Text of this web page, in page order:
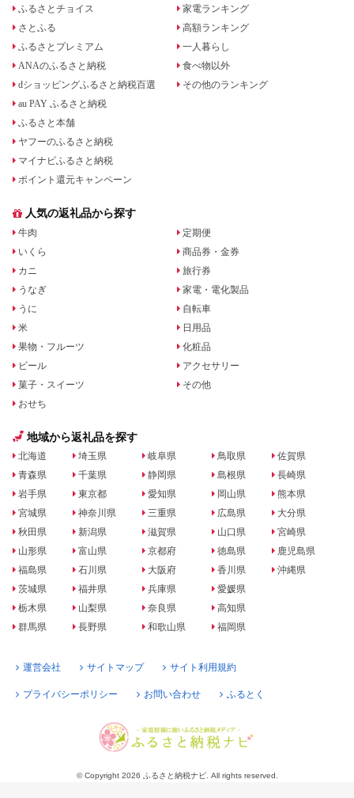
ふるさとチョイス
さとふる
ふるさとプレミアム
ANAのふるさと納税
dショッピングふるさと納税百選
au PAY ふるさと納税
ふるさと本舗
ヤフーのふるさと納税
マイナビふるさと納税
ポイント還元キャンペーン
家電ランキング
高額ランキング
一人暮らし
食べ物以外
その他のランキング
人気の返礼品から探す
牛肉
いくら
カニ
うなぎ
うに
米
果物・フルーツ
ビール
菓子・スイーツ
おせち
定期便
商品券・金券
旅行券
家電・電化製品
自転車
日用品
化粧品
アクセサリー
その他
地域から返礼品を探す
北海道
青森県
岩手県
宮城県
秋田県
山形県
福島県
茨城県
栃木県
群馬県
埼玉県
千葉県
東京都
神奈川県
新潟県
富山県
石川県
福井県
山梨県
長野県
岐阜県
静岡県
愛知県
三重県
滋賀県
京都府
大阪府
兵庫県
奈良県
和歌山県
鳥取県
島根県
岡山県
広島県
山口県
徳島県
香川県
愛媛県
高知県
福岡県
佐賀県
長崎県
熊本県
大分県
宮崎県
鹿児島県
沖縄県
運営会社 サイトマップ サイト利用規約
プライバシーポリシー お問い合わせ ふるとく
© Copyright 2026 ふるさと納税ナビ. All rights reserved.